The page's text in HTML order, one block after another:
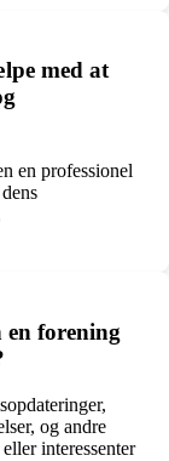
med at
en professionel
en forening
og andre
interessenter